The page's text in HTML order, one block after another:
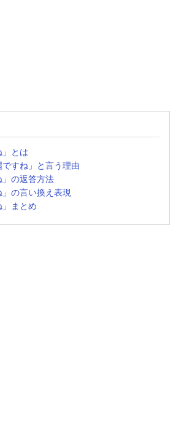
」とは
すね」と言う理由
」の返答方法
」の言い換え表現
」まとめ